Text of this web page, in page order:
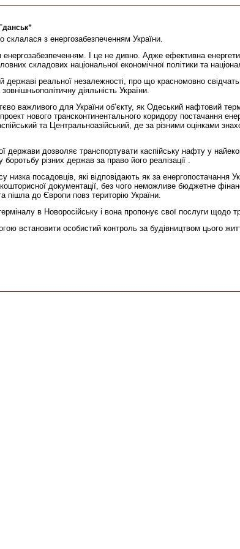
склалася з енергозабезпеченням України.
І це не дивно. Адже ефективна
складових національної економічної політики та
реальної незалежності, про що красномовно
діяльність України.
важливого для України об’єкту, як Одеський нафтовий
нового трансконтинентального коридору постачання
та Центральноазійський, де за різними оцінками
дозволяє транспортувати каспійську нафту у
різних держав за право його реалізації .
посадовців, які відповідають як за енергопостачання
документації, без чого неможливе бюджетне
до Європи повз територію України.
в Новоросійську і вона пропонує свої послуги щодо
встановити особистий контроль за будівництвом цього